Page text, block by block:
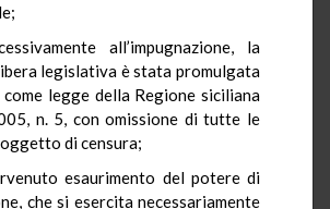
all’impugnazione, la
legislativa è stata promulgata
legge della Regione siciliana
n. 5, con omissione di tutte le
di censura;
esaurimento del potere di
che si esercita necessariamente